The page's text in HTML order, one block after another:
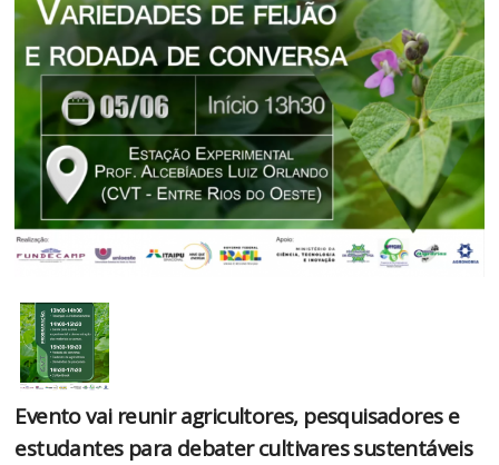
Evento vai reunir agricultores, pesquisadores e
estudantes para debater cultivares sustentáveis